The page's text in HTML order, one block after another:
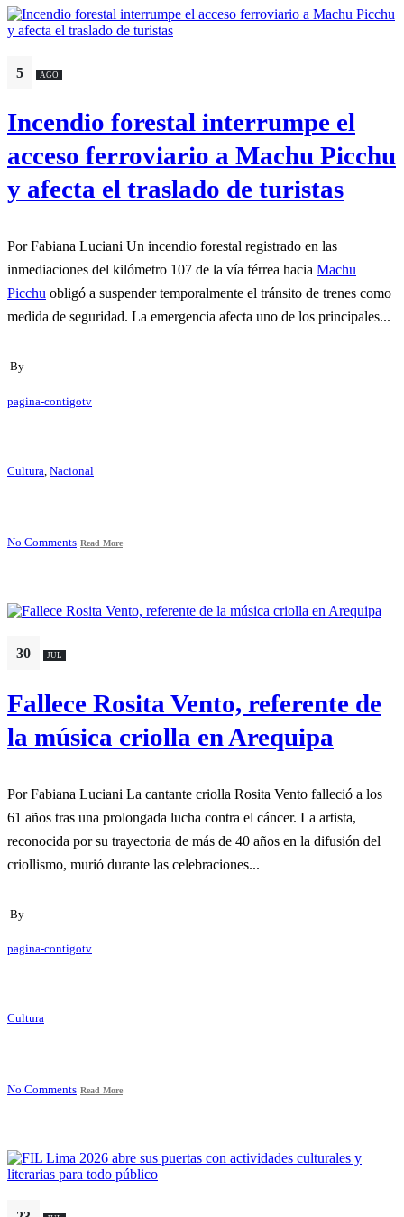
5 AGO
Incendio forestal interrumpe el
acceso ferroviario a Machu Picchu
y afecta el traslado de turistas
Por Fabiana Luciani Un incendio forestal registrado en las
inmediaciones del kilómetro 107 de la vía férrea hacia Machu
Picchu obligó a suspender temporalmente el tránsito de trenes como
medida de seguridad. La emergencia afecta uno de los principales...
By
pagina-contigotv
Cultura, Nacional
No Comments Read More
30 JUL
Fallece Rosita Vento, referente de
la música criolla en Arequipa
Por Fabiana Luciani La cantante criolla Rosita Vento falleció a los
61 años tras una prolongada lucha contra el cáncer. La artista,
reconocida por su trayectoria de más de 40 años en la difusión del
criollismo, murió durante las celebraciones...
By
pagina-contigotv
Cultura
No Comments Read More